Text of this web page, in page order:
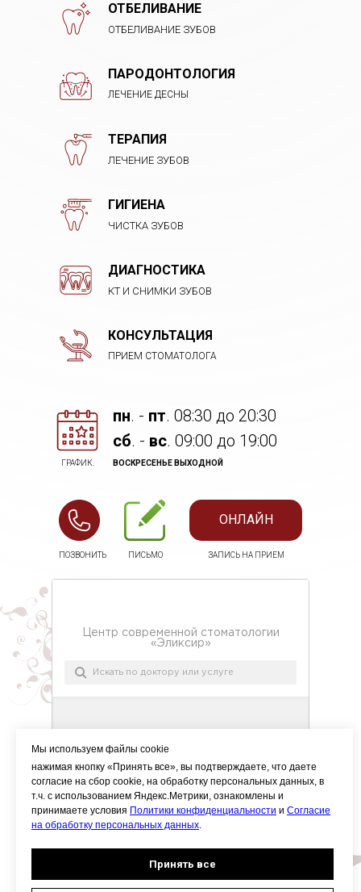
ПИСЬМО
ПОЗВОНИТЬ ЗАПИСЬ НА ПРИЕМ
ОНЛАЙН
ГРАФИК. ВОСКРЕСЕНЬЕ ВЫХОДНОЙ
пн. - пт. 08:30 до 20:30
cб. - вс. 09:00 до 19:00
ПРИЕМ СТОМАТОЛОГА
КОНСУЛЬТАЦИЯ
КТ И СНИМКИ ЗУБОВ
ДИАГНОСТИКА
ЧИСТКА ЗУБОВ
ГИГИЕНА
ТЕРАПИЯ
ЛЕЧЕНИЕ ЗУБОВ
ЛЕЧЕНИЕ ДЕСНЫ
ПАРОДОНТОЛОГИЯ
ОТБЕЛИВАНИЕ ЗУБОВ
ОТБЕЛИВАНИЕ
Мы используем файлы cookie
нажимая кнопку «Принять все», вы подтверждаете, что даете
согласие на сбор cookie, на обработку персональных данных, в
т.ч. с использованием Яндекс.Метрики, ознакомлены и
принимаете условия Политики конфиденциальности и Согласие
на обработку персональных данных
Принять все